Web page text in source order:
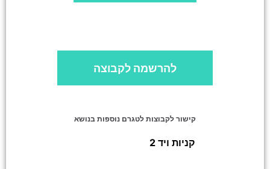
להרשמה לקבוצה
קישור לקבוצות לטגרם נוספות בנושא
קניות ויד 2